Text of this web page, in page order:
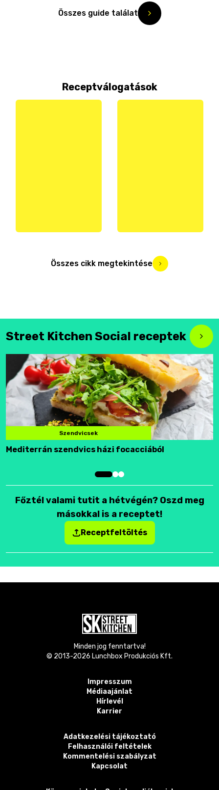
Összes guide találat
Receptválogatások
Összes cikk megtekintése
Street Kitchen Social receptek
Szendvicsek
Mediterrán szendvics házi focacciából
Főztél valami tutit a hétvégén? Oszd meg
másokkal is a receptet!
Receptfeltöltés
Minden jog fenntartva!
© 2013-2026 Lunchbox Produkciós Kft.
Impresszum
Médiaajánlat
Hírlevél
Karrier
Adatkezelési tájékoztató
Felhasználói feltételek
Kommentelési szabályzat
Kapcsolat